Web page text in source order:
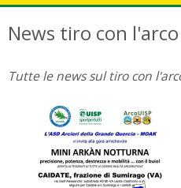
News tiro con l'arco
Tutte le news sul tiro con